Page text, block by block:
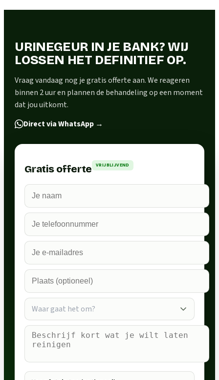
URINEGEUR IN JE BANK? WIJ
LOSSEN HET DEFINITIEF OP.
Vraag vandaag nog je gratis offerte aan. We reageren
binnen 2 uur en plannen de behandeling op een moment
dat jou uitkomt.
Direct via WhatsApp →
Gratis offerte VRIJBLIJVEND
Waar gaat het om?